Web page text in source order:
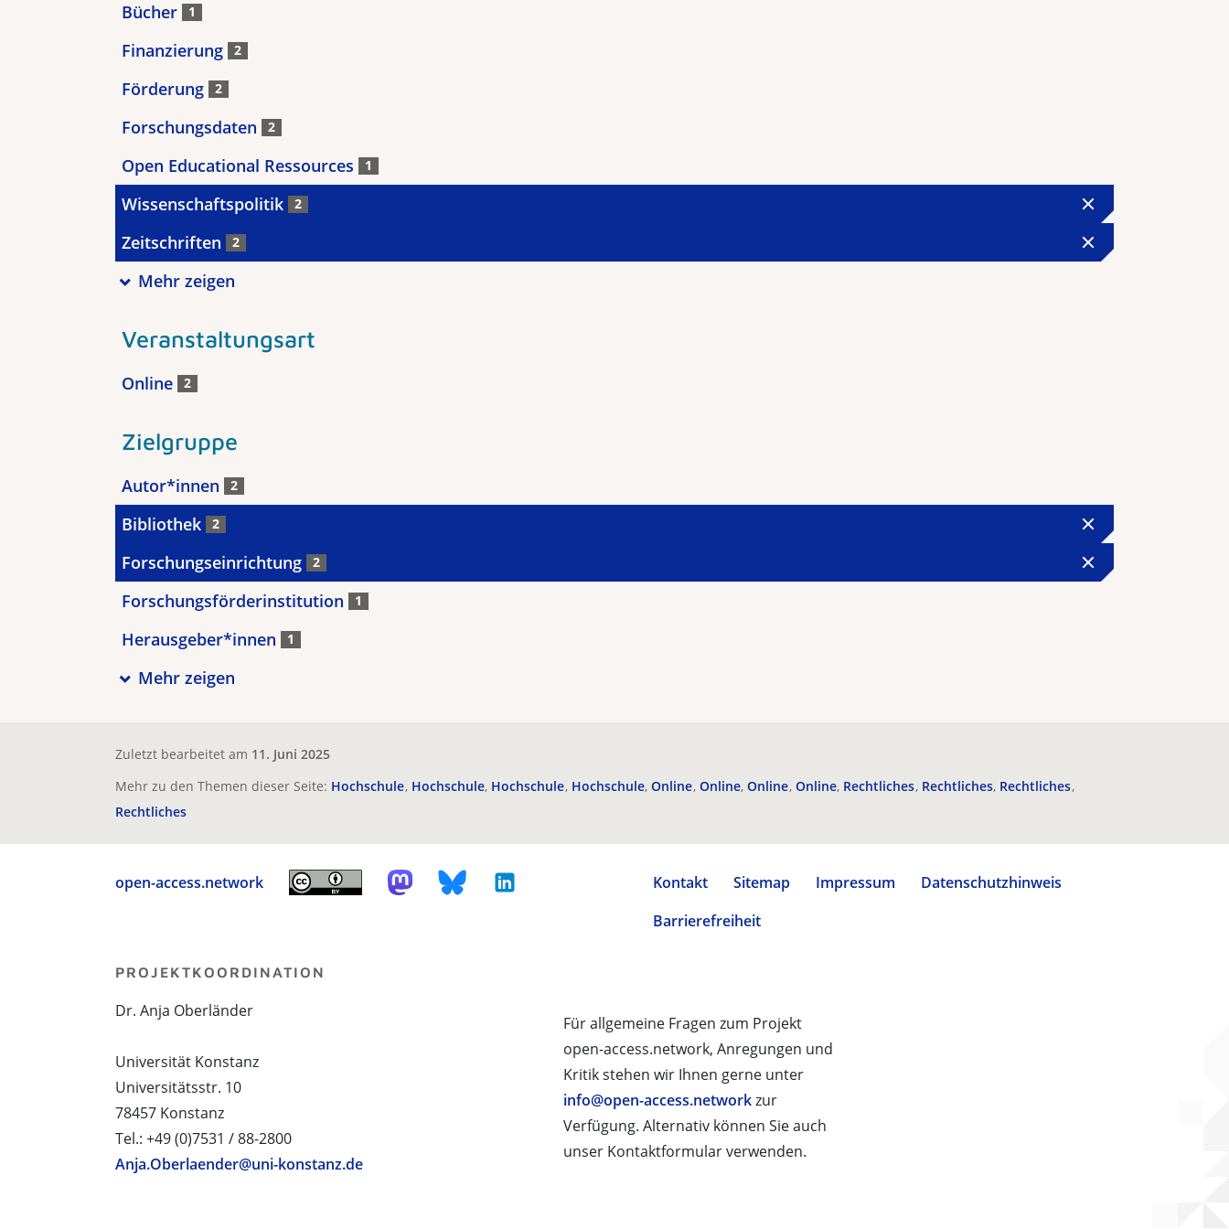
Bücher 1
Finanzierung 2
Förderung 2
Forschungsdaten 2
Open Educational Ressources 1
Wissenschaftspolitik 2
Zeitschriften 2
Mehr zeigen
Veranstaltungsart
Online 2
Zielgruppe
Autor*innen 2
Bibliothek 2
Forschungseinrichtung 2
Forschungsförderinstitution 1
Herausgeber*innen 1
Mehr zeigen
Zuletzt bearbeitet am 11. Juni 2025
Mehr zu den Themen dieser Seite: Hochschule Hochschule Hochschule Hochschule Online Online Online Online Rechtliches Rechtliches Rechtliches
Rechtliches
open-access.network Kontakt Sitemap Impressum
Datenschutzhinweis
Barrierefreiheit
Für allgemeine Fragen zum Projekt
open-access.network, Anregungen und
Kritik stehen wir Ihnen gerne unter
info@open-access.networkzur
Verfügung. Alternativ können Sie auch
unser Kontaktformular verwenden.
PROJEKTKOORDINATION
Dr. Anja Oberländer
Universität Konstanz
Universitätsstr. 10
78457 Konstanz
Tel.: +49 (0)7531 / 88-2800
Anja.Oberlaender@uni-konstanz.de